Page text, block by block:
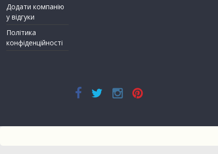
Додати компанію
у відгуки
Політика
конфіденційності